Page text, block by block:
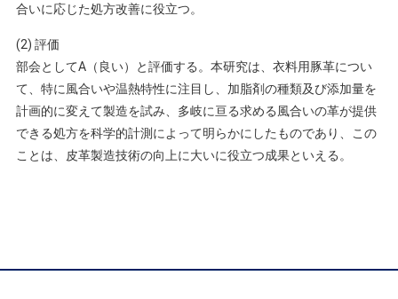
合いに応じた処方改善に役立つ。
(2) 評価
部会としてA（良い）と評価する。本研究は、衣料用豚革につい
て、特に風合いや温熱特性に注目し、加脂剤の種類及び添加量を
計画的に変えて製造を試み、多岐に亘る求める風合いの革が提供
できる処方を科学的計測によって明らかにしたものであり、この
ことは、皮革製造技術の向上に大いに役立つ成果といえる。